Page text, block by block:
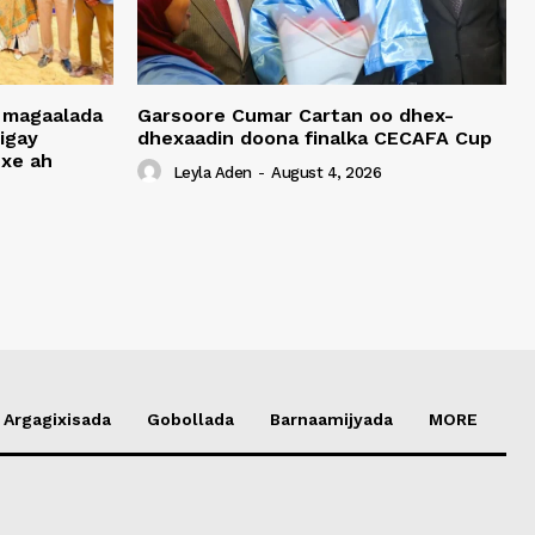
ah
Garsoore Cumar Cartan oo dhex-
dhexaadin doona finalka CECAFA Cup
Leyla Aden - August 4, 2026
Argagixisada Gobollada Barnaamijyada MORE